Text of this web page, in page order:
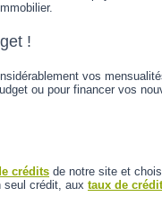
!
vos
ou pour financer vos
crédits de notre site et
seul crédit, aux taux de crédit